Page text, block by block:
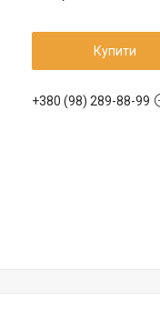
Купити
+380 (98) 289-88-99